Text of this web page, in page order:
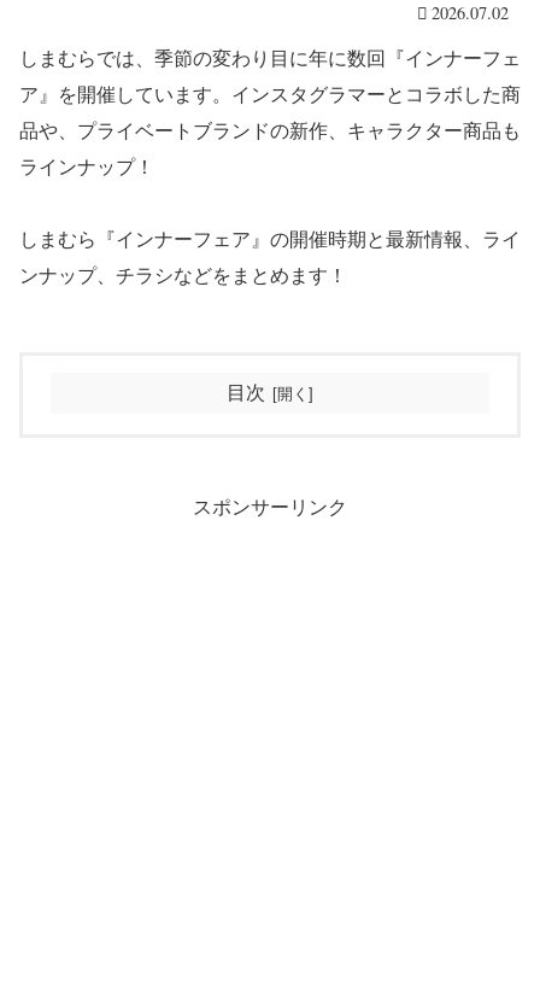
2026.07.02
しまむらでは、季節の変わり目に年に数回『インナーフェ
ア』を開催しています。インスタグラマーとコラボした商
品や、プライベートブランドの新作、キャラクター商品も
ラインナップ！
しまむら『インナーフェア』の開催時期と最新情報、ライ
ンナップ、チラシなどをまとめます！
目次
スポンサーリンク